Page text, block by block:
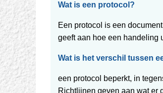
Wat is een protocol?
Een protocol is een
geeft aan hoe een handeling
Wat is het verschil tussen
een protocol beperkt, in
Richtlijnen geven aan wat er